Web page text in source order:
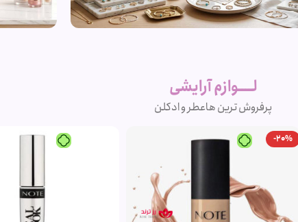
بدلیجات
متنوع
مشاهده
محصولات
لــــوازم آرایشی
پرفروش ترین هاعطر و ادکلن
-20%